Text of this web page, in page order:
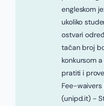
engleskom
ukoliko
ostvari
tačan broj
konkursom
pratiti i
Fee-waivers
(unipd.it) -